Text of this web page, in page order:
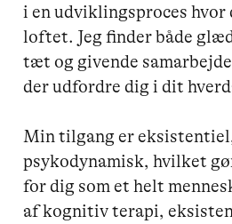
i en udviklingsproces
loftet. Jeg finder både
tæt og givende
der udfordre dig i dit
Min tilgang er
psykodynamisk, hvilket
for dig som et helt
af kognitiv terapi,